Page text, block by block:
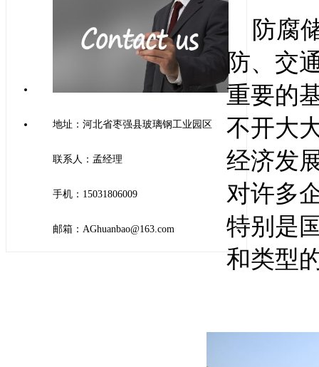
地址：河北省枣强县玻璃钢工业园区
联系人：孟经理
手机：15031806009
邮箱：AGhuanbao@163.com
防腐
防、交
重要的
不开大
经济发
对许多
特别是
和类型